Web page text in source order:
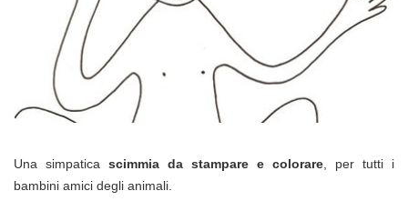
Una simpatica scimmia da stampare e colorare , per tutti i
bambini amici degli animali.